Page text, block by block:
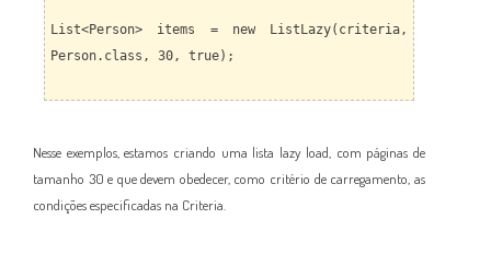
List<Person> items = new ListLazy(criteria,
Person.class, 30, true);
Nesse exemplos, estamos criando uma lista lazy load, com páginas de
tamanho 30 e que devem obedecer, como critério de carregamento, as
condiçõesespecificadas na Criteria